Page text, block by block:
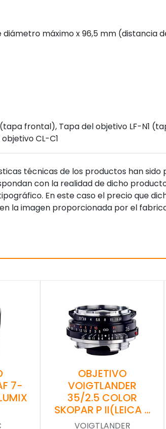
máximo x 96,5 mm (distancia
frontal), Tapa del objetivo LF-N1
CL-C1
técnicas de los productos han
con la realidad de dicho
En este caso el precio que
la imagen proporcionada por el
7-
OBJETIVO
VOIGTLANDER
35/2.5 COLOR
SKOPAR P II(LEICA …
VOIGTLANDER